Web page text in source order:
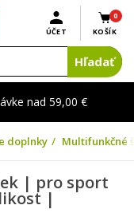
nad 59,00 €
0
KOŠÍK
ÚČET
Hľadať
doplnky Multifunkčné
| pro sport
|